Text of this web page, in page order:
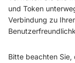
und Token
Verbindung zu
Bitte beachten Sie,